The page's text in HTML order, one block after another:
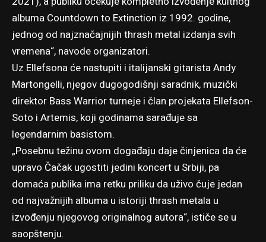
albuma Countdown to Extinction iz 1992. godine,
jednog od najznačajnijih thrash metal izdanja svih
vremena“, navode organizatori.
Uz Ellefsona će nastupiti i italijanski gitarista Andy
Martongelli, njegov dugogodišnji saradnik, muzički
direktor Bass Warrior turneje i član projekata Ellefson-
Soto i Artemis, koji godinama sarađuje sa
legendarnim basistom.
„Posebnu težinu ovom događaju daje činjenica da će
upravo Čačak ugostiti jedini koncert u Srbiji, pa
domaća publika ima retku priliku da uživo čuje jedan
od najvažnijih albuma u istoriji thrash metala u
izvođenju njegovog originalnog autora“, ističe se u
saopštenju.